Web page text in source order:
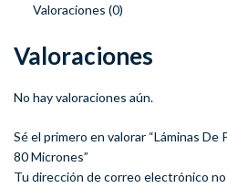
Valoraciones (0)
Valoraciones
No hay valoraciones aún.
Sé el primero en valorar “Láminas
80 Micrones”
Tu dirección de correo electrónico